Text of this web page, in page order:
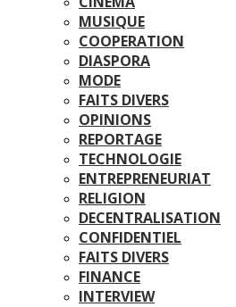
MUSIQUE
COOPERATION
DIASPORA
MODE
FAITS DIVERS
OPINIONS
REPORTAGE
TECHNOLOGIE
ENTREPRENEURIAT
RELIGION
DECENTRALISATION
CONFIDENTIEL
FAITS DIVERS
FINANCE
INTERVIEW